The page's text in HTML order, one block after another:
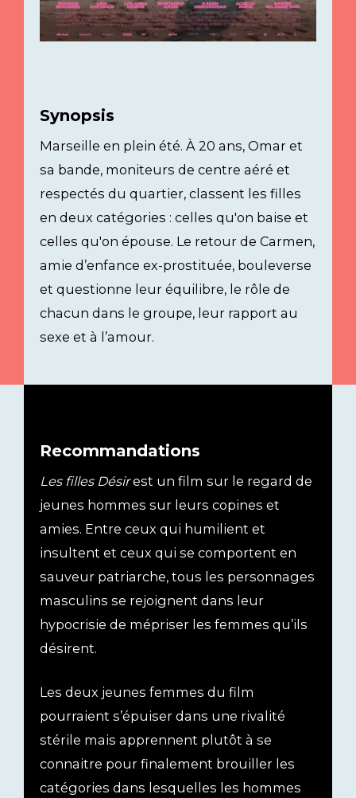
Synopsis
Marseille en plein été. À 20 ans, Omar et
sa bande, moniteurs de centre aéré et
respectés du quartier, classent les filles
en deux catégories : celles qu'on baise et
celles qu'on épouse. Le retour de Carmen,
amie d’enfance ex-prostituée, bouleverse
et questionne leur équilibre, le rôle de
chacun dans le groupe, leur rapport au
sexe et à l’amour.
Recommandations
Les filles Désirest un film sur le regard de
jeunes hommes sur leurs copines et
amies. Entre ceux qui humilient et
insultent et ceux qui se comportent en
sauveur patriarche, tous les personnages
masculins se rejoignent dans leur
hypocrisie de mépriser les femmes qu’ils
désirent.
Les deux jeunes femmes du film
pourraient s’épuiser dans une rivalité
stérile mais apprennent plutôt à se
connaitre pour finalement brouiller les
catégories dans lesquelles les hommes